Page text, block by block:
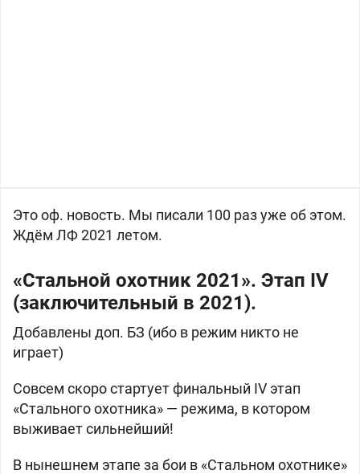
Это оф. новость. Мы писали 100 раз уже об этом.
Ждём ЛФ 2021 летом.
«Стальной охотник 2021». Этап IV
(заключительный в 2021).
Добавлены доп. БЗ (ибо в режим никто не
играет)
Совсем скоро стартует финальный IV этап
«Стального охотника» — режима, в котором
выживает сильнейший!
В нынешнем этапе за бои в «Стальном охотнике»